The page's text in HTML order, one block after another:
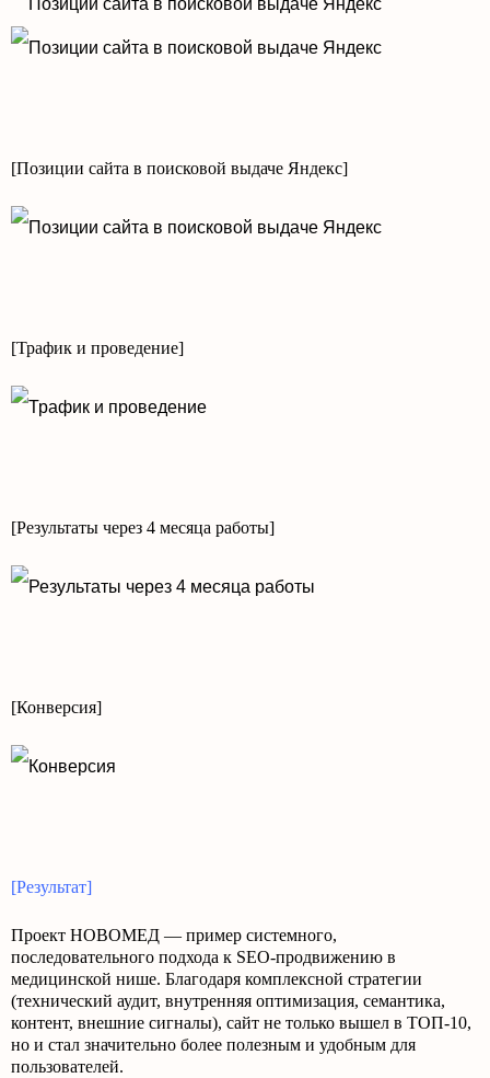
[Позиции сайта в поисковой выдаче Яндекс]
[Трафик и проведение]
[Результаты через 4 месяца работы]
[Конверсия]
[Результат]
Проект НОВОМЕД — пример системного,
последовательного подхода к SEO-продвижению в
медицинской нише. Благодаря комплексной стратегии
(технический аудит, внутренняя оптимизация, семантика,
контент, внешние сигналы), сайт не только вышел в ТОП-10,
но и стал значительно более полезным и удобным для
пользователей.